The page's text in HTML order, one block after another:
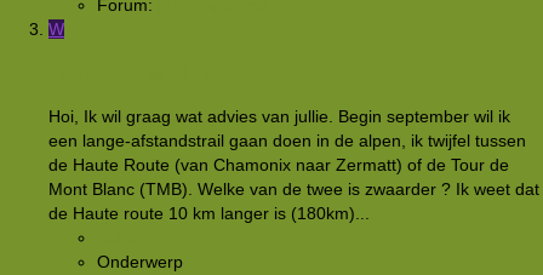
Forum:
W
Hoi, Ik wil graag wat advies van jullie. Begin september wil ik
een lange-afstandstrail gaan doen in de alpen, ik twijfel tussen
de Haute Route (van Chamonix naar Zermatt) of de Tour de
Mont Blanc (TMB). Welke van de twee is zwaarder ? Ik weet dat
de Haute route 10 km langer is (180km)...
Onderwerp